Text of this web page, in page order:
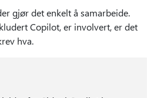
gjør det enkelt å samarbeide.
Copilot, er involvert, er det
hva.